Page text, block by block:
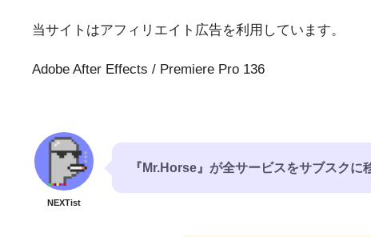
当サイトはアフィリエイト広告を利用しています。
Adobe After Effects / Premiere Pro 136
NEXTist
『Mr.Horse』が全サービスをサブスク